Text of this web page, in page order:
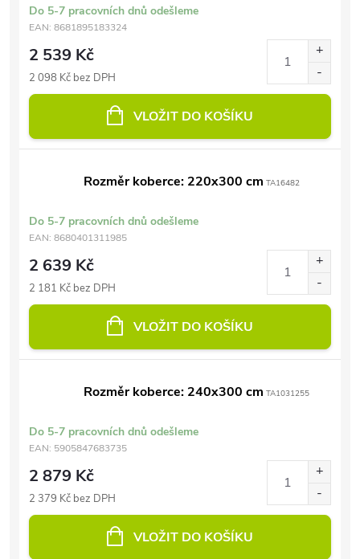
Do 5-7 pracovních dnů odešleme
EAN: 8681895183324
2 539 Kč
2 098 Kč bez DPH
VLOŽIT DO KOŠÍKU
Rozměr koberce: 220x300 cm TA16482
Do 5-7 pracovních dnů odešleme
EAN: 8680401311985
2 639 Kč
2 181 Kč bez DPH
VLOŽIT DO KOŠÍKU
Rozměr koberce: 240x300 cm TA1031255
Do 5-7 pracovních dnů odešleme
EAN: 5905847683735
2 879 Kč
2 379 Kč bez DPH
VLOŽIT DO KOŠÍKU